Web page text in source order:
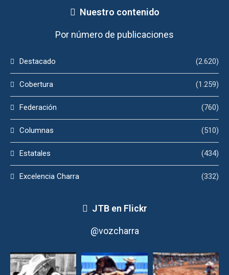
Nuestro contenido
Por número de publicaciones
Destacado (2.620)
Cobertura (1.259)
Federación (760)
Columnas (510)
Estatales (434)
Excelencia Charra (332)
JTB en Flickr
@vozcharra